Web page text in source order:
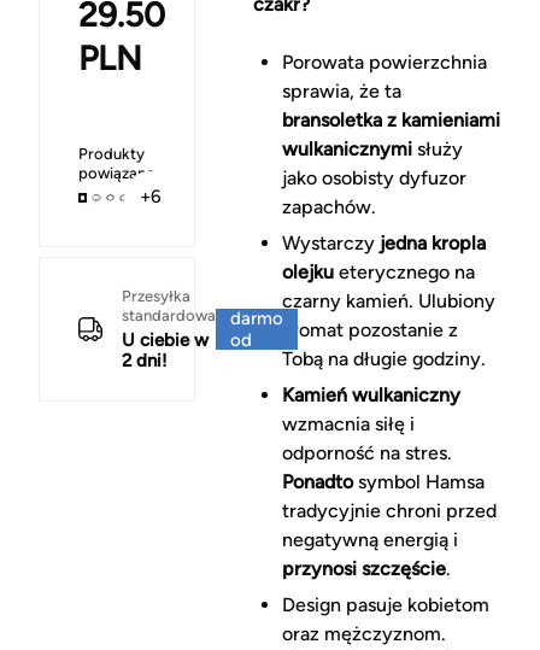
29.50
PLN
Produkty
powiązane
+6
Przesyłka
standardowa
U ciebie w
2 dni!
darmo
od
czakr?
Porowata powierzchnia
sprawia, że ta
bransoletka z kamieniami
wulkanicznymisłuży
jako osobisty dyfuzor
zapachów.
Wystarczy jedna kropla
olejkueterycznego na
czarny kamień. Ulubiony
aromat pozostanie z
Tobą na długie godziny.
Kamień wulkaniczny
wzmacnia siłę i
odporność na stres.
Ponadtosymbol Hamsa
tradycyjnie chroni przed
negatywną energią i
przynosi szczęście.
Design pasuje kobietom
oraz mężczyznom.